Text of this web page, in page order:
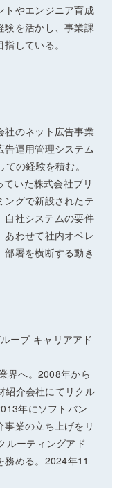
トやエンジニア育成
験を活かし、事業課
している。
社のネット広告事業
告運用管理システム
の経験を積む。
いた株式会社ブリ
ングで新設されたテ
自社システムの要件
あわせて社内オペレ
署を横断する動き
ープ キャリアアド
界へ。2008年から
紹介会社にてリクル
年にソフトバン
業の立ち上げをリ
ルーティングアド
務める。2024年11